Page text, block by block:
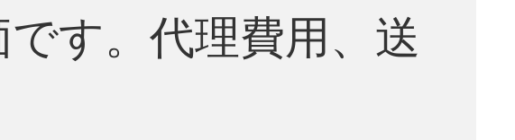
す。代理費用、送